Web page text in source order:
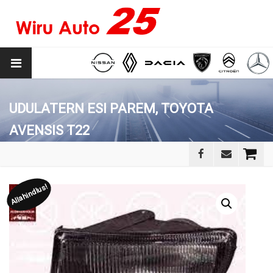
UDULATERN ESI PAREM, TOYOTA
AVENSIS T22
Allahindlus!